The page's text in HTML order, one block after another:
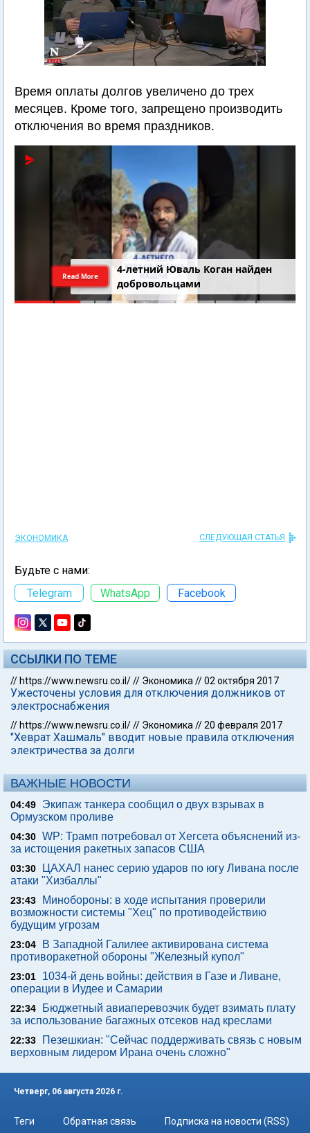
Время оплаты долгов увеличено до трех
месяцев. Кроме того, запрещено производить
отключения во время праздников.
4-летний Юваль Коган найден
добровольцами
Read More
ЭКОНОМИКА СЛЕДУЮЩАЯ СТАТЬЯ
Будьте с нами:
Telegram
WhatsApp Facebook
ССЫЛКИ ПО ТЕМЕ
// https://www.newsru.co.il/// Экономика //02 октября 2017
Ужесточены условия для отключения должников от
электроснабжения
// https://www.newsru.co.il/// Экономика //20 февраля 2017
"Хеврат Хашмаль" вводит новые правила отключения
электричества за долги
ВАЖНЫЕ НОВОСТИ
04:49
Экипаж танкера сообщил о двух взрывах в
Ормузском проливе
04:30 WP: Трамп потребовал от Хегсета объяснений из-
за истощения ракетных запасов США
03:30
ЦАХАЛ нанес серию ударов по югу Ливана после
атаки "Хизбаллы"
23:43
Минобороны: в ходе испытания проверили
возможности системы "Хец" по противодействию
будущим угрозам
23:04
В Западной Галилее активирована система
противоракетной обороны "Железный купол"
23:01
1034-й день войны: действия в Газе и Ливане,
операции в Иудее и Самарии
22:34
Бюджетный авиаперевозчик будет взимать плату
за использование багажных отсеков над креслами
22:33
Пезешкиан: "Сейчас поддерживать связь с новым
верховным лидером Ирана очень сложно"
Четверг, 06 августа 2026 г.
Теги Обратная связь Подписка на новости (RSS)